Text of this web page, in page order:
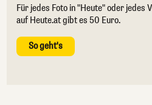
Für jedes Foto in "Heute" oder jedes
auf Heute.at gibt es 50 Euro.
So geht's